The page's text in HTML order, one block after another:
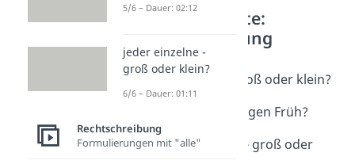
Weitere Inhalte:
Rechtschreibung
Schreibung: morgen
Guten Morgen - groß oder klein?
Dauer: 01:27
morgen früh / morgen Früh?
Dauer: 02:02
Morgen / morgen - groß oder
5/6 – Dauer: 02:12
jeder einzelne -
groß oder klein?
6/6 – Dauer: 01:11
Rechtschreibung
Formulierungen mit "alle"